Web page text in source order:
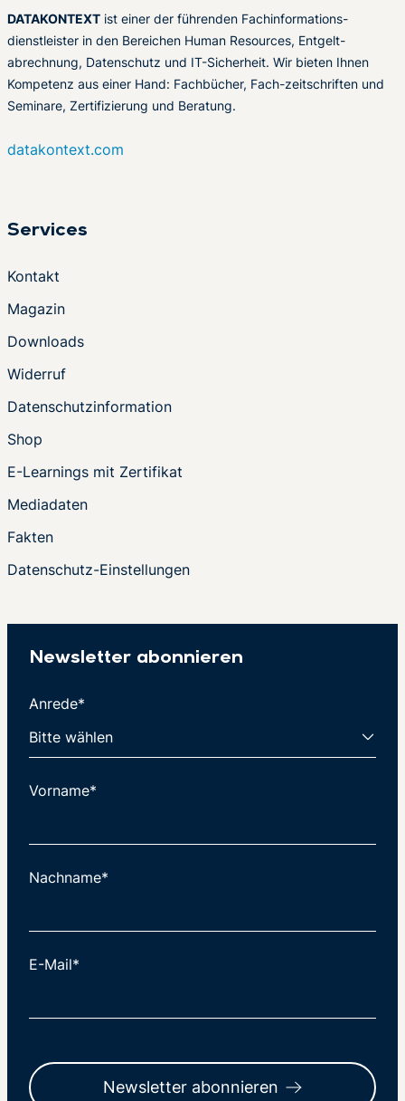
DATAKONTEXT ist einer der führenden Fachinformations-
dienstleister in den Bereichen Human Resources, Entgelt-
abrechnung, Datenschutz und IT-Sicherheit. Wir bieten Ihnen
Kompetenz aus einer Hand: Fachbücher, Fach-zeitschriften und
Seminare, Zertifizierung und Beratung.
datakontext.com
Services
Kontakt
Magazin
Downloads
Widerruf
Datenschutzinformation
Shop
E-Learnings mit Zertifikat
Mediadaten
Fakten
Datenschutz-Einstellungen
Newsletter abonnieren
Anrede*
Vorname*
Nachname*
E-Mail*
Newsletter abonnieren